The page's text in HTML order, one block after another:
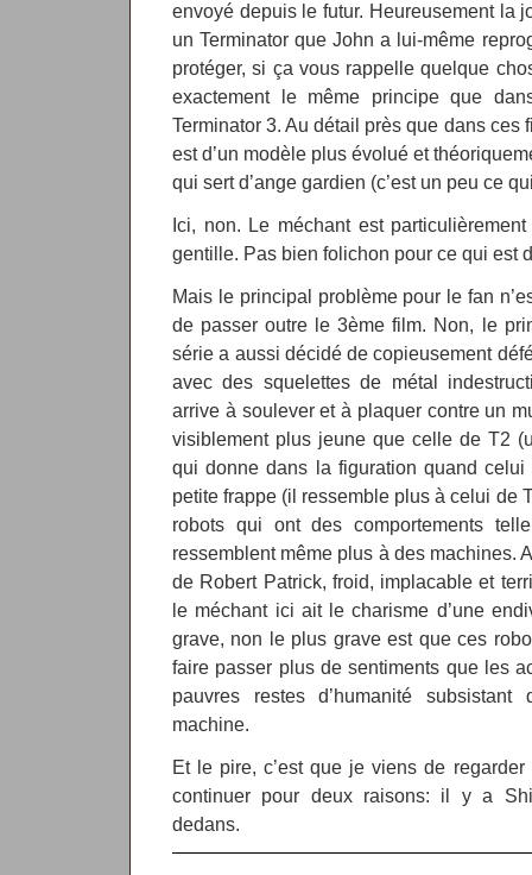
envoyé depuis le futur. Heureusement la
un Terminator que John a lui-même
protéger, si ça vous rappelle quelque
exactement le même principe que
Terminator 3. Au détail près que dans ces
est d’un modèle plus évolué et
qui sert d’ange gardien (c’est un peu ce
Ici, non. Le méchant est
gentille. Pas bien folichon pour ce qui est
Mais le principal problème pour le fan
de passer outre le 3ème film. Non, le
série a aussi décidé de copieusement
avec des squelettes de métal
arrive à soulever et à plaquer contre un
visiblement plus jeune que celle de T2
qui donne dans la figuration quand
petite frappe (il ressemble plus à celui de
robots qui ont des comportements
ressemblent même plus à des machines.
de Robert Patrick, froid, implacable et
le méchant ici ait le charisme d’une
grave, non le plus grave est que ces
faire passer plus de sentiments que les
pauvres restes d’humanité
machine.
Et le pire, c’est que je viens de
continuer pour deux raisons: il y a
dedans.